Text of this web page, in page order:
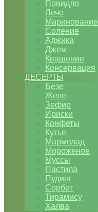
Повидло
Лечо
Маринование
Соление
Аджика
Джем
Квашение
Консервация
ДЕСЕРТЫ
Безе
Желе
Зефир
Ириски
Конфеты
Кутья
Мармелад
Мороженое
Муссы
Пастила
Пудинг
Сорбет
Тирамису
Халва